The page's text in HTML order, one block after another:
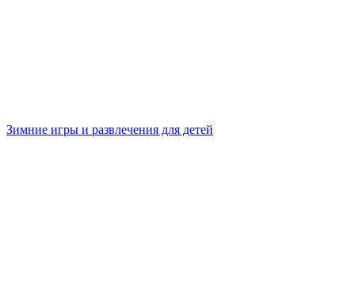
Зимние игры и развлечения для детей